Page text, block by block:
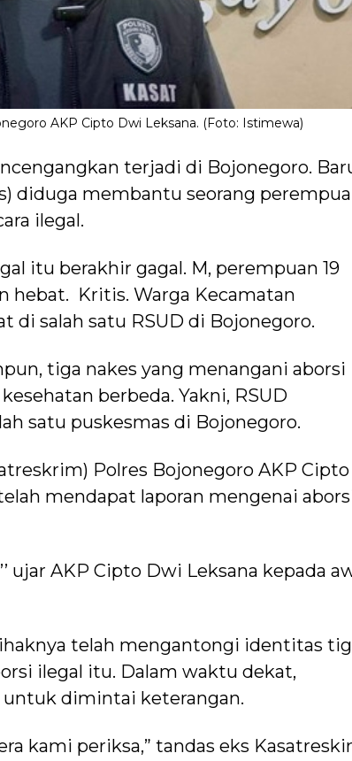
AKP Cipto Dwi Leksana. (Foto: Istimewa)
terjadi di Bojonegoro.
diduga membantu seorang
ilegal.
itu berakhir gagal. M, perempuan 19
hebat. Kritis. Warga Kecamatan
di salah satu RSUD di Bojonegoro.
tiga nakes yang menangani aborsi
berbeda. Yakni, RSUD
satu puskesmas di Bojonegoro.
Polres Bojonegoro AKP Cipto
mendapat laporan mengenai
ujar AKP Cipto Dwi Leksana kepada
telah mengantongi identitas
ilegal itu. Dalam waktu dekat,
dimintai keterangan.
kami periksa,” tandas eks